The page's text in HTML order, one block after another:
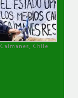
Caimanes, Chile